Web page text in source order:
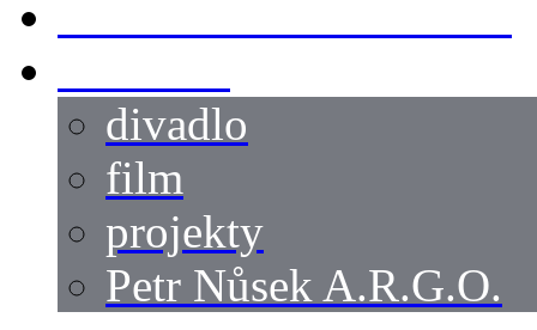
divadlo
film
projekty
Petr Nůsek A.R.G.O.